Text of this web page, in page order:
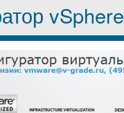
vSphere